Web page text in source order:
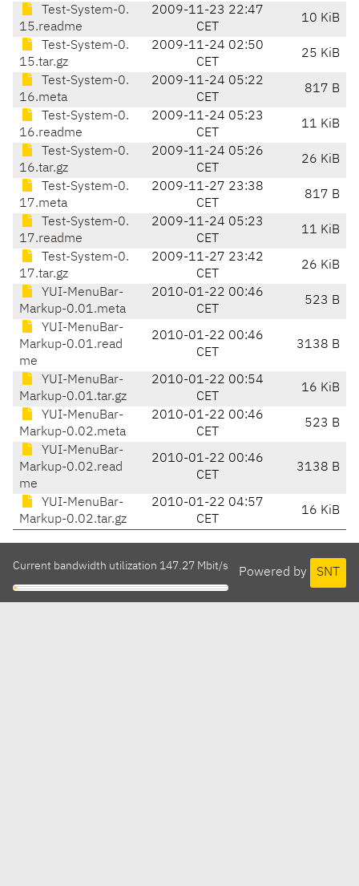
Test-System-0.
15.readme
2009-11-23 22:47
CET
10 KiB
Test-System-0.
15.tar.gz
2009-11-24 02:50
CET
25 KiB
Test-System-0.
16.meta
2009-11-24 05:22
CET
817 B
Test-System-0.
16.readme
2009-11-24 05:23
CET
11 KiB
Test-System-0.
16.tar.gz
2009-11-24 05:26
CET
26 KiB
Test-System-0.
17.meta
2009-11-27 23:38
CET
817 B
Test-System-0.
17.readme
2009-11-24 05:23
CET
11 KiB
Test-System-0.
17.tar.gz
2009-11-27 23:42
CET
26 KiB
YUI-MenuBar-
Markup-0.01.meta
2010-01-22 00:46
CET
523 B
YUI-MenuBar-
Markup-0.01.read
me
2010-01-22 00:46
CET
3138 B
YUI-MenuBar-
Markup-0.01.tar.gz
2010-01-22 00:54
CET
16 KiB
YUI-MenuBar-
Markup-0.02.meta
2010-01-22 00:46
CET
523 B
YUI-MenuBar-
Markup-0.02.read
me
2010-01-22 00:46
CET
3138 B
YUI-MenuBar-
Markup-0.02.tar.gz
2010-01-22 04:57
CET
16 KiB
Powered by SNT
Current bandwidth utilization 147.27 Mbit/s